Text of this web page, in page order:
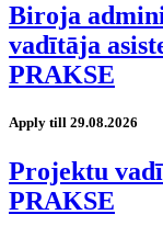
Biroja
vadītāja
PRAKSE
Apply till 29.08.2026
Projektu
PRAKSE